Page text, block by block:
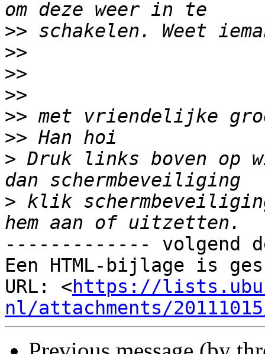
>>
>>
>>
>>
>>
>>
> Druk links boven op
> klik
------------- volgend
Een HTML-bijlage is
URL: <https://
nl/attachments/